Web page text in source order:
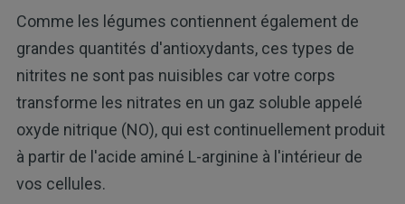
Comme les légumes contiennent également de
grandes quantités d'antioxydants, ces types de
nitrites ne sont pas nuisibles car votre corps
transforme les nitrates en un gaz soluble appelé
oxyde nitrique (NO), qui est continuellement produit
à partir de l'acide aminé L-arginine à l'intérieur de
vos cellules.